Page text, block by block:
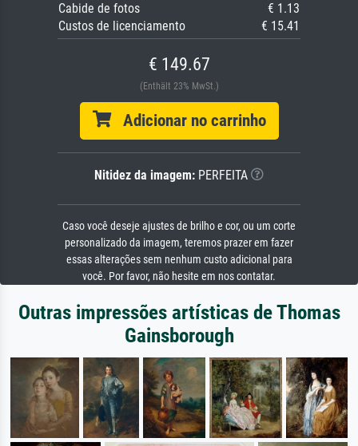
Cabide de fotos
€ 1.13
Custos de licenciamento
€ 15.41
€ 149.67
(Enthält 23% MwSt.)
Adicionar no carrinho
Nitidez da imagem: PERFEITA
Caso você deseje ajustes de brilho e cor, ou um corte
personalizado da imagem, teremos prazer em fazer
essas alterações sem nenhum custo adicional para
você. Por favor, não hesite em nos contatar.
Outras impressões artísticas de Thomas
Gainsborough